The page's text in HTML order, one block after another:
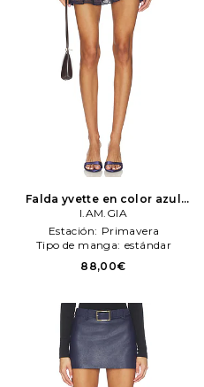
Falda yvette en color azul
mareno I.AM.GIA
I.AM.GIA
Estación: Primavera
Tipo de manga: estándar
88,00€